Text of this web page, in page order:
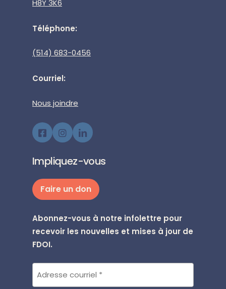
H8Y 3K6
Téléphone:
(514) 683-0456
Courriel:
Nous joindre
Impliquez-vous
Faire un don
Abonnez-vous à notre infolettre pour
recevoir les nouvelles et mises à jour de
FDOI.